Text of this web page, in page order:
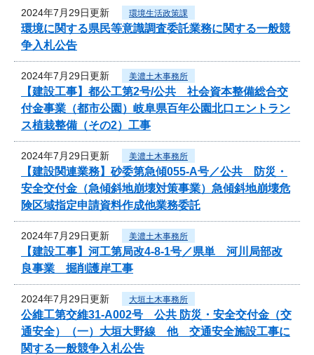
2024年7月29日更新 環境生活政策課
環境に関する県民等意識調査委託業務に関する一般競
争入札公告
2024年7月29日更新 美濃土木事務所
【建設工事】都公工第2号/公共 社会資本整備総合交
付金事業（都市公園）岐阜県百年公園北口エントラン
ス植栽整備（その2）工事
2024年7月29日更新 美濃土木事務所
【建設関連業務】砂委第急傾055-A号／公共 防災・
安全交付金（急傾斜地崩壊対策事業）急傾斜地崩壊危
険区域指定申請資料作成他業務委託
2024年7月29日更新 美濃土木事務所
【建設工事】河工第局改4-8-1号／県単 河川局部改
良事業 掘削護岸工事
2024年7月29日更新 大垣土木事務所
公維工第交維31-A002号 公共 防災・安全交付金（交
通安全）（一）大垣大野線 他 交通安全施設工事に
関する一般競争入札公告